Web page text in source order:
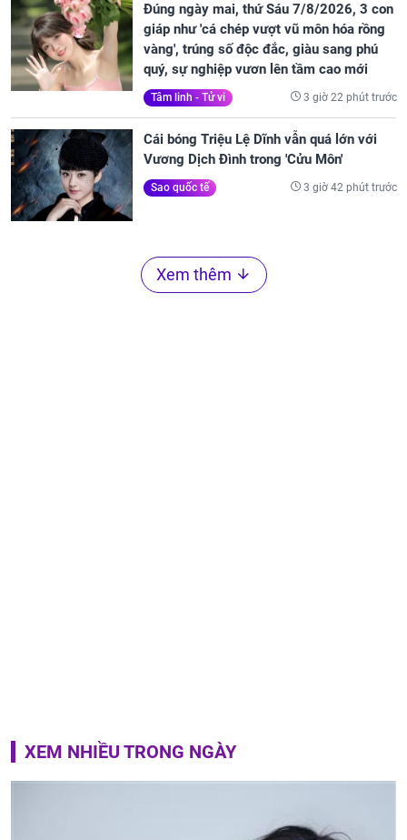
Đúng ngày mai, thứ Sáu 7/8/2026, 3 con
giáp như 'cá chép vượt vũ môn hóa rồng
vàng', trúng số độc đắc, giàu sang phú
quý, sự nghiệp vươn lên tầm cao mới
Tâm linh - Tử vi 3 giờ 22 phút trước
Cái bóng Triệu Lệ Dĩnh vẫn quá lớn với
Vương Dịch Đình trong 'Cửu Môn'
Sao quốc tế 3 giờ 42 phút trước
Xem thêm
XEM NHIỀU TRONG NGÀY